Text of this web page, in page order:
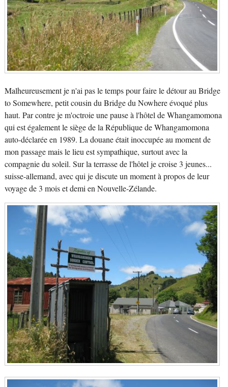
Malheureusement je n'ai pas le temps pour faire le détour au Bridge
to Somewhere, petit cousin du Bridge du Nowhere évoqué plus
haut. Par contre je m'octroie une pause à l'hôtel de Whangamomona
qui est également le siège de la République de Whangamomona
auto-déclarée en 1989. La douane était inoccupée au moment de
mon passage mais le lieu est sympathique, surtout avec la
compagnie du soleil. Sur la terrasse de l'hôtel je croise 3 jeunes...
suisse-allemand, avec qui je discute un moment à propos de leur
voyage de 3 mois et demi en Nouvelle-Zélande.